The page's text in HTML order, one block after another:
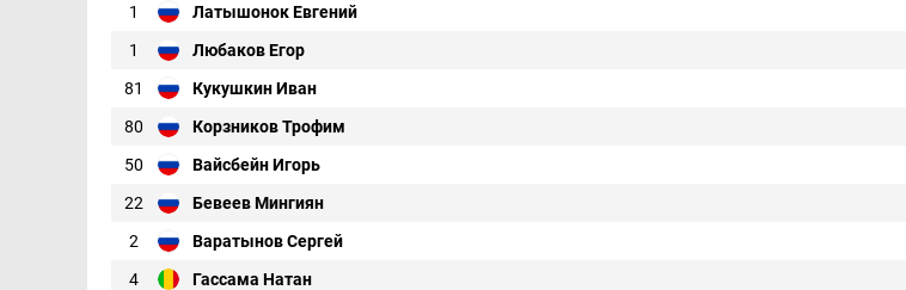
1 Латышонок Евгений
1
Любаков Егор
81
Кукушкин Иван
80
Корзников Трофим
50
Вайсбейн Игорь
22
Бевеев Мингиян
2
Варатынов Сергей
4
Гассама Натан